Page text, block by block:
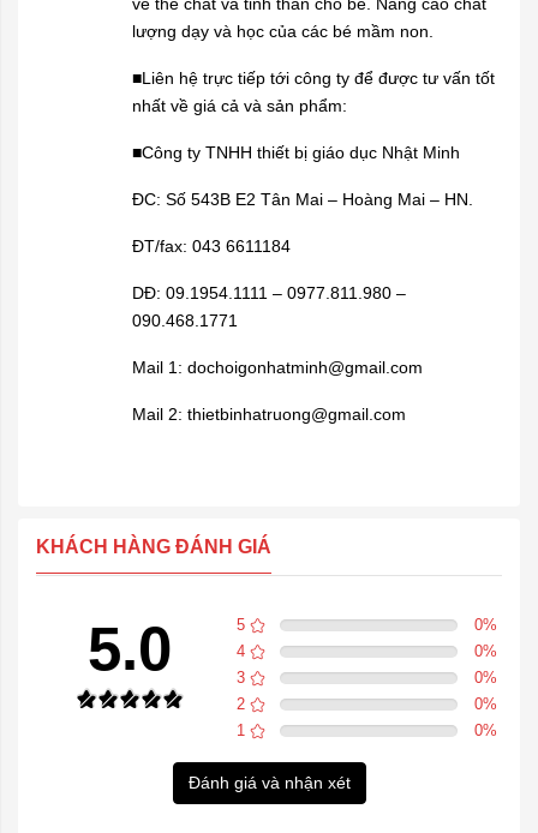
lượng dạy và học của các bé mầm non.
■Liên hệ trực tiếp tới công ty để được tư vấn tốt
nhất về giá cả và sản phẩm:
■Công ty TNHH thiết bị giáo dục Nhật Minh
ĐC: Số 543B E2 Tân Mai – Hoàng Mai – HN.
ĐT/fax: 043 6611184
DĐ: 09.1954.1111 – 0977.811.980 –
090.468.1771
Mail 1: dochoigonhatminh@gmail.com
Mail 2: thietbinhatruong@gmail.com
KHÁCH HÀNG ĐÁNH GIÁ
5.0 5 0%
4
0%
3
0%
2
0%
1
0%
Đánh giá và nhận xét